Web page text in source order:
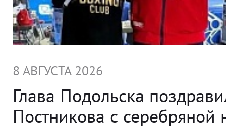
8 АВГУСТА 2026
Глава Подольска
Постникова с серебряной